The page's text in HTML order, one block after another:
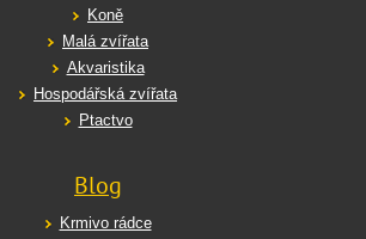
Koně
Malá zvířata
Akvaristika
Hospodářská zvířata
Ptactvo
Blog
Krmivo rádce